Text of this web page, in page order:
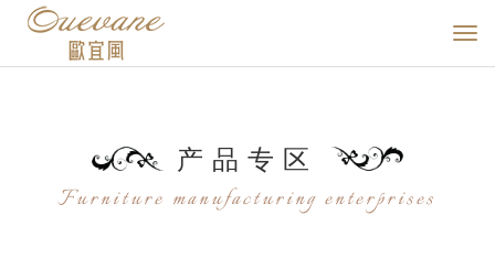
产品 专区
Furniture manufacturing enterprises